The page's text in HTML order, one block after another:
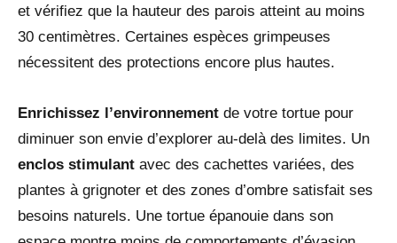
et vérifiez que la hauteur des parois atteint au moins
30 centimètres. Certaines espèces grimpeuses
nécessitent des protections encore plus hautes.
Enrichissez l’environnement de votre tortue pour
diminuer son envie d’explorer au-delà des limites. Un
enclos stimulant avec des cachettes variées, des
plantes à grignoter et des zones d’ombre satisfait ses
besoins naturels. Une tortue épanouie dans son